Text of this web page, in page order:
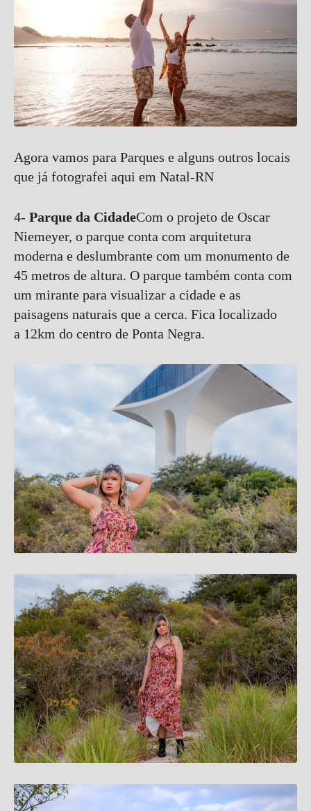
Agora vamos para Parques e alguns outros locais
que já fotografei aqui em Natal-RN
4- Parque da CidadeCom o projeto de Oscar
Niemeyer, o parque conta com arquitetura
moderna e deslumbrante com um monumento de
45 metros de altura. O parque também conta com
um mirante para visualizar a cidade e as
paisagens naturais que a cerca. Fica localizado
a 12km do centro de Ponta Negra.